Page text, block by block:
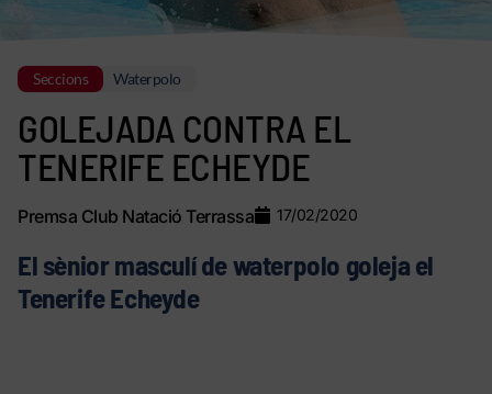
Seccions Waterpolo
GOLEJADA CONTRA EL
TENERIFE ECHEYDE
Premsa Club Natació Terrassa 17/02/2020
El sènior masculí de waterpolo goleja el
Tenerife Echeyde